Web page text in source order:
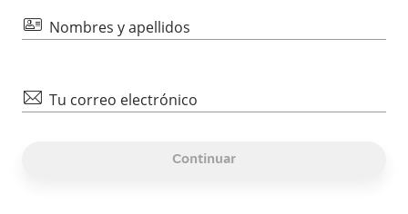
id Nombres y apellidos
mail Tu correo electrónico
Continuar